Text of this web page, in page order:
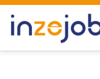
Aller
contenu